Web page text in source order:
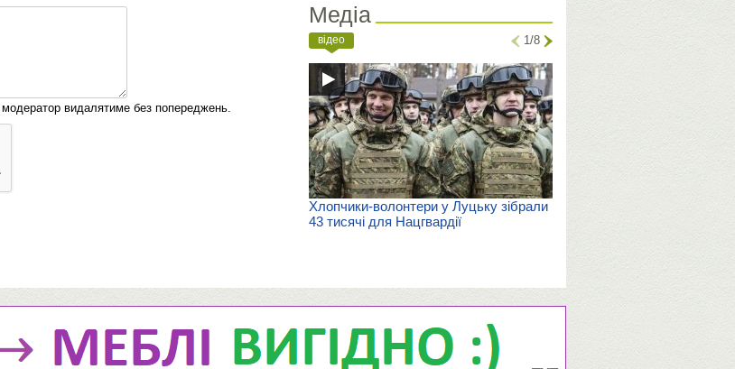
, модератор видалятиме без попереджень.
Медіа
відео 1/8
Хлопчики-волонтери у Луцьку зібрали
43 тисячі для Нацгвардії